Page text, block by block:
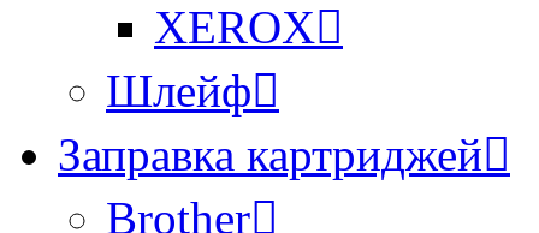
XEROX
Шлейф
Заправка картриджей
Brother